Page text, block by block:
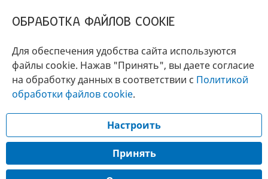
БРЕНД
ГОДА 2017 - 2019
© 2017 - 2026 «Альфа-вет»
Разработка сайта —
ОБРАБОТКА ФАЙЛОВ COOKIE
Для обеспечения удобства сайта используются
файлы cookie. Нажав "Принять", вы даете согласие
на обработку данных в соответствии с Политикой
обработки файлов cookie.
Настроить
Принять